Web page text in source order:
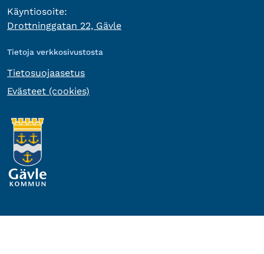
Käyntiosoite:
Drottninggatan 22, Gävle
Tietoja verkkosivustosta
Tietosuojaasetus
Evästeet (cookies)